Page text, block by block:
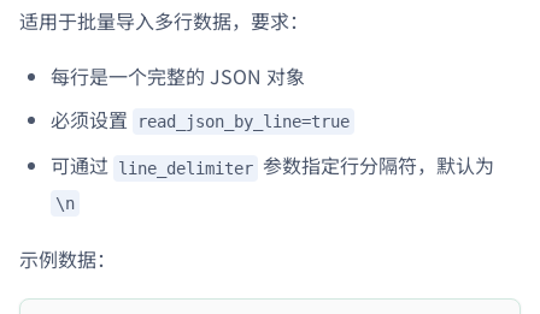
适用于批量导入多行数据，要求：
每行是一个完整的 JSON 对象
必须设置
read_json_by_line=true
可通过 line_delimiter 参数指定行分隔符，默认为
\n
示例数据：